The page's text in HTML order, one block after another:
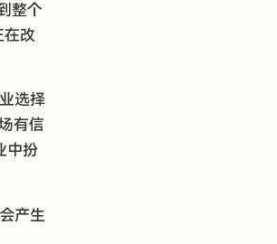
整个
改
选择
有信
中扮
产生